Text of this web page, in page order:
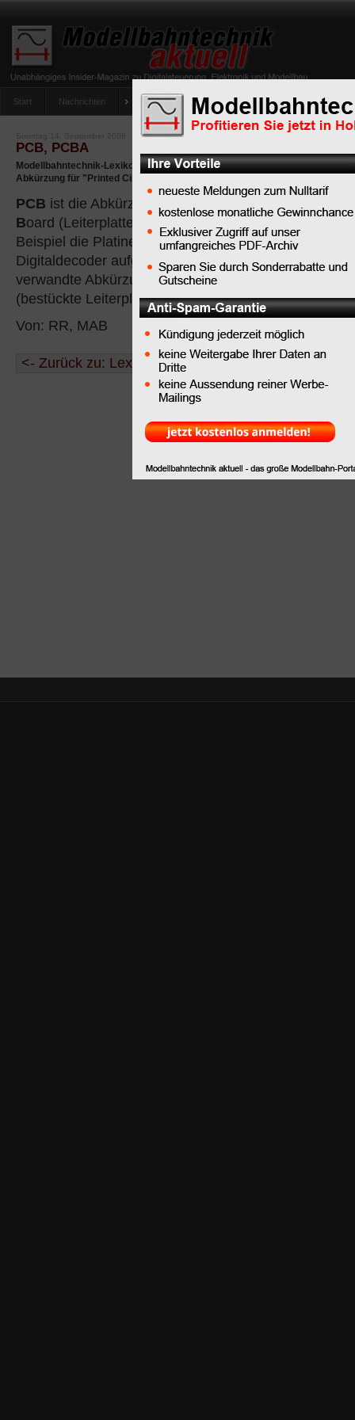
Start Nachrichten Tipps Newsletter Archiv Magazin
umfrage-viessmann-multiprotokoll-lichtdecoder
PCB, PCBA
Modellbahntechnik-Lexikon: PCB ist die Abkürzung für "Printed Circuit
Abkürzung für "Printed Circuit Board Assembled"
PCB ist die Abkürzung für rinted
rcuit
Board (Leiterplatte), das sind zum
Beispiel die Platinen, auf denen auch die
Digitaldecoder aufgebaut sind. Eine
verwandte Abkürzung istPCBAfür rinted B
(bestückte Leiterplatte).
Von: RR, MAB
<- Zurück zu: Lexikon